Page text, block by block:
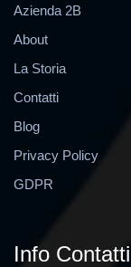
Azienda 2B
About
La Storia
Contatti
Blog
Privacy Policy
GDPR
Info Contatti